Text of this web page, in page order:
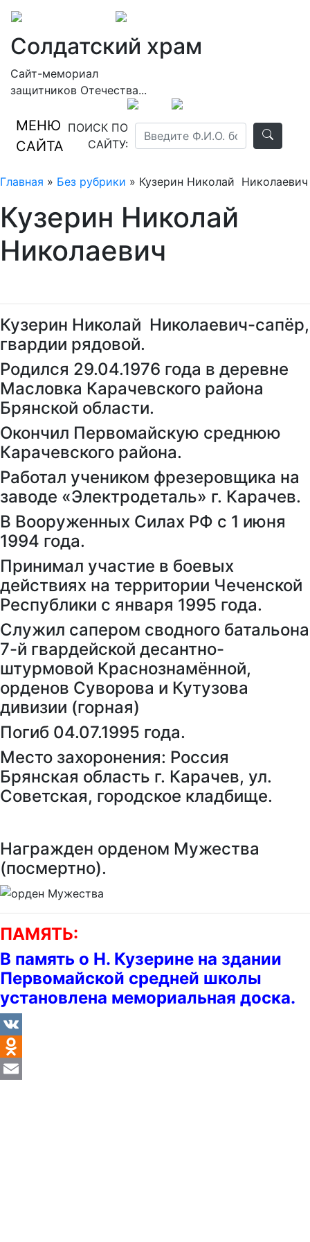
Солдатский храм
Сайт-мемориал
защитников Отечества...
МЕНЮ
САЙТА
ПОИСК ПО
САЙТУ:
Главная » Без рубрики » Кузерин Николай Николаевич
Кузерин Николай
Николаевич
Кузерин Николай Николаевич-сапёр,
гвардии рядовой.
Родился 29.04.1976 года в деревне
Масловка Карачевского района
Брянской области.
Окончил Первомайскую среднюю
Карачевского района.
Работал учеником фрезеровщика на
заводе «Электродеталь» г. Карачев.
В Вооруженных Силах РФ с 1 июня
1994 года.
Принимал участие в боевых
действиях на территории Чеченской
Республики с января 1995 года.
Служил сапером сводного батальона
7-й гвардейской десантно-
штурмовой Краснознамённой,
орденов Суворова и Кутузова
дивизии (горная)
Погиб 04.07.1995 года.
Место захоронения: Россия
Брянская область г. Карачев, ул.
Советская, городское кладбище.
Награжден орденом Мужества
(посмертно).
ПАМЯТЬ:
В память о Н. Кузерине на здании
Первомайской средней школы
установлена мемориальная доска.
VK
Odnoklassniki